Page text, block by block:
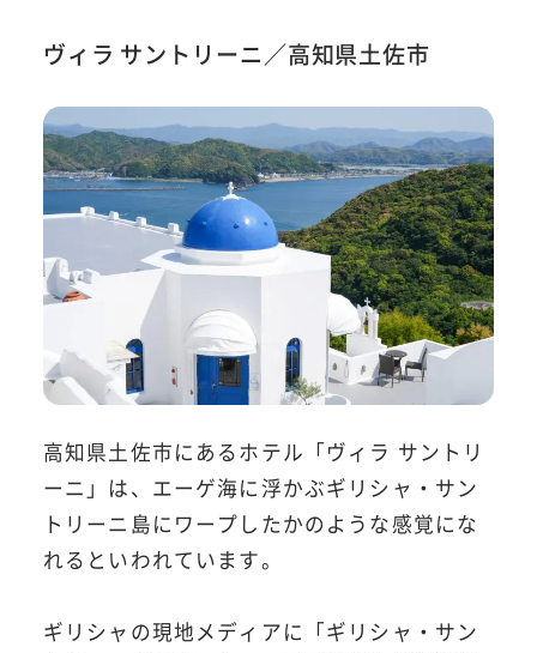
ヴィラ サントリーニ／高知県土佐市
高知県土佐市にあるホテル「ヴィラ サントリ
ーニ」は、エーゲ海に浮かぶギリシャ・サン
トリーニ島にワープしたかのような感覚にな
れるといわれています。
ギリシャの現地メディアに「ギリシャ・サン